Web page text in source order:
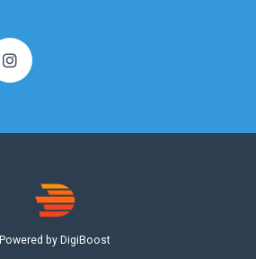
Powered by DigiBoost